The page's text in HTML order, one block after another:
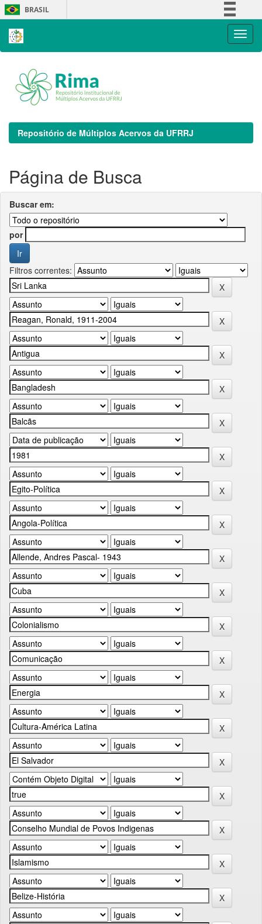
Skip
navigation
BRASIL
Repositório de Múltiplos Acervos da UFRRJ
Página de Busca
Buscar em:
por
Filtros correntes: